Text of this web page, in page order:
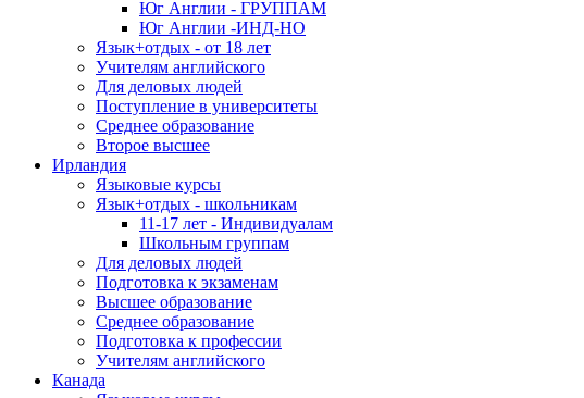
Юг Англии - ГРУППАМ
Юг Англии -ИНД-НО
Язык+отдых - от 18 лет
Учителям английского
Для деловых людей
Поступление в университеты
Среднее образование
Второе высшее
Ирландия
Языковые курсы
Язык+отдых - школьникам
11-17 лет - Индивидуалам
Школьным группам
Для деловых людей
Подготовка к экзаменам
Высшее образование
Среднее образование
Подготовка к профессии
Учителям английского
Канада